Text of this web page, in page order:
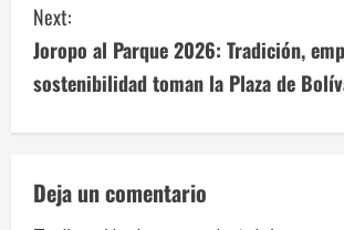
i
n
u
e
Next:
Joropo al Parque 2026: Tradición,
sostenibilidad toman la Plaza de
Deja un comentario